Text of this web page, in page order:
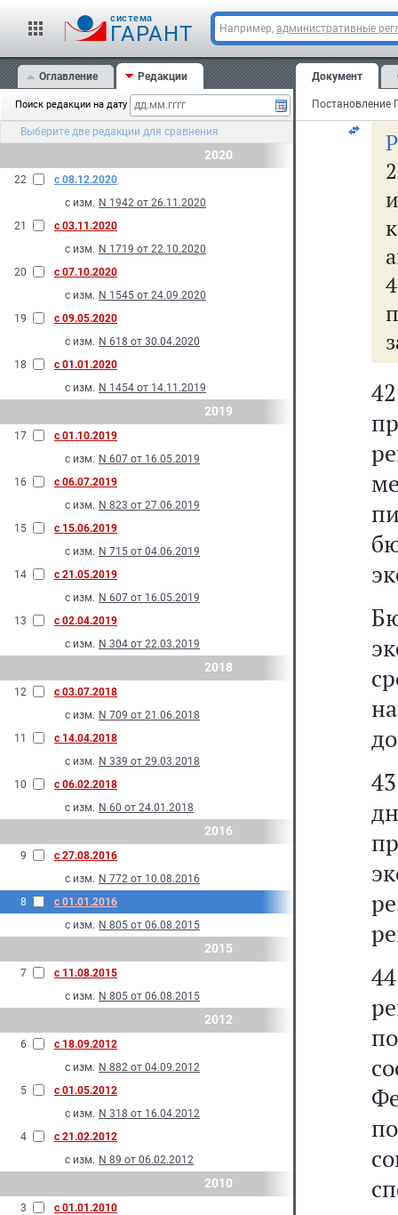
cистема
ГАРАНТ Например, административные
Оглавление Редакции
Поиск редакции на дату
Выберите две редакции для сравнения
2020
22
с 08.12.2020
с изм. N 1942 от 26.11.2020
21
с 03.11.2020
с изм. N 1719 от 22.10.2020
20
с 07.10.2020
с изм. N 1545 от 24.09.2020
19
с 09.05.2020
с изм. N 618 от 30.04.2020
18
с 01.01.2020
с изм. N 1454 от 14.11.2019
2019
17
с 01.10.2019
с изм. N 607 от 16.05.2019
16
с 06.07.2019
с изм. N 823 от 27.06.2019
15
с 15.06.2019
с изм. N 715 от 04.06.2019
14
с 21.05.2019
с изм. N 607 от 16.05.2019
13
с 02.04.2019
с изм. N 304 от 22.03.2019
2018
12
с 03.07.2018
с изм. N 709 от 21.06.2018
11
с 14.04.2018
с изм. N 339 от 29.03.2018
10
с 06.02.2018
с изм. N 60 от 24.01.2018
2016
9
с 27.08.2016
с изм. N 772 от 10.08.2016
8
с 01.01.2016
с изм. N 805 от 06.08.2015
2015
7
с 11.08.2015
с изм. N 805 от 06.08.2015
2012
6
с 18.09.2012
с изм. N 882 от 04.09.2012
5
с 01.05.2012
с изм. N 318 от 16.04.2012
4
с 21.02.2012
с изм. N 89 от 06.02.2012
2010
3
с 01.01.2010
Документ